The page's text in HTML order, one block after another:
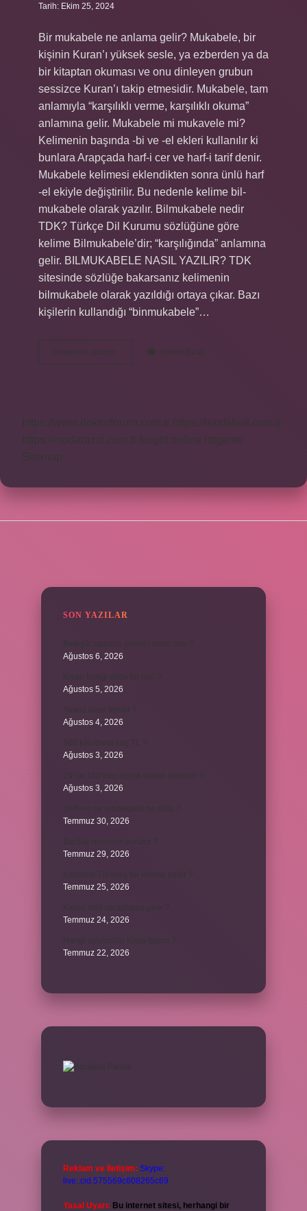
Tarih: Ekim 25, 2024
Bir mukabele ne anlama gelir? Mukabele, bir
kişinin Kuran’ı yüksek sesle, ya ezberden ya da
bir kitaptan okuması ve onu dinleyen grubun
sessizce Kuran’ı takip etmesidir. Mukabele, tam
anlamıyla “karşılıklı verme, karşılıklı okuma”
anlamına gelir. Mukabele mi mukavele mi?
Kelimenin başında -bi ve -el ekleri kullanılır ki
bunlara Arapçada harf-i cer ve harf-i tarif denir.
Mukabele kelimesi eklendikten sonra ünlü harf
-el ekiyle değiştirilir. Bu nedenle kelime bil-
mukabele olarak yazılır. Bilmukabele nedir
TDK? Türkçe Dil Kurumu sözlüğüne göre
kelime Bilmukabele’dir; “karşılığında” anlamına
gelir. BILMUKABELE NASIL YAZILIR? TDK
sitesinde sözlüğe bakarsanız kelimenin
bilmukabele olarak yazıldığı ortaya çıkar. Bazı
kişilerin kullandığı “binmukabele”…
Devamını okuyun
Mukabele
Yorum Bırak
https://www.doktorforum.com.tr
https://hardshell.com.tr
https://modarazzi.com.tr
knight online
nttgame
Sitemap
SON YAZILAR
Ağustos 6, 2026
Ağustos 5, 2026
Ağustos 4, 2026
Ağustos 3, 2026
Ağustos 3, 2026
Temmuz 30, 2026
Temmuz 29, 2026
Temmuz 25, 2026
Temmuz 24, 2026
Temmuz 22, 2026
Reklam ve İletişim: Skype:
live:.cid.575569c608265c69
Yasal Uyarı: Bu internet sitesi, herhangi bir